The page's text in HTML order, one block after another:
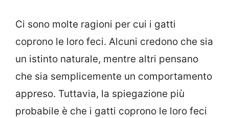
Ci sono molte ragioni per cui i gatti
coprono le loro feci. Alcuni credono che sia
un istinto naturale, mentre altri pensano
che sia semplicemente un comportamento
appreso. Tuttavia, la spiegazione più
probabile è che i gatti coprono le loro feci